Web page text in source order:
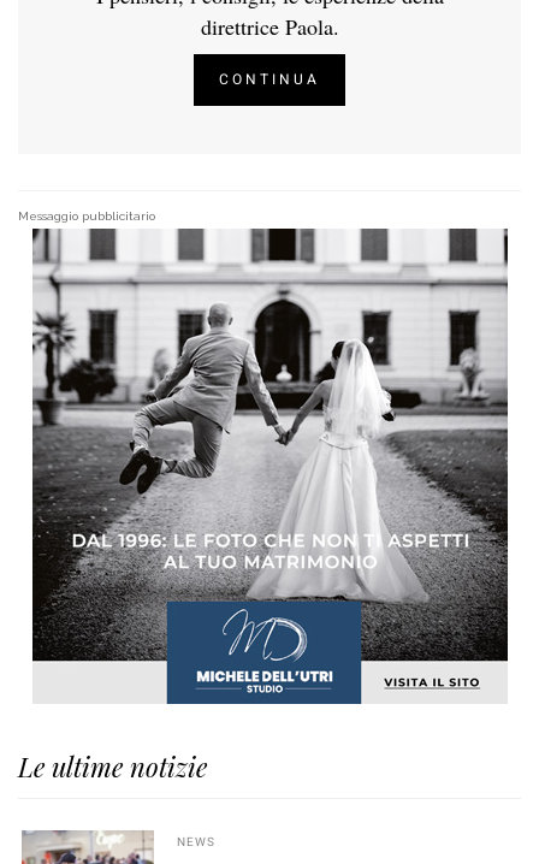
direttrice Paola.
CONTINUA
Messaggio pubblicitario
Le ultime notizie
NEWS